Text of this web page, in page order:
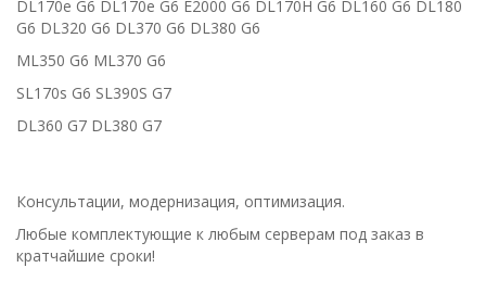
DL170e G6 DL170e G6 E2000 G6 DL170H G6 DL160 G6 DL180
G6 DL320 G6 DL370 G6 DL380 G6
ML350 G6 ML370 G6
SL170s G6 SL390S G7
DL360 G7 DL380 G7
Консультации, модернизация, оптимизация.
Любые комплектующие к любым серверам под заказ в
кратчайшие сроки!